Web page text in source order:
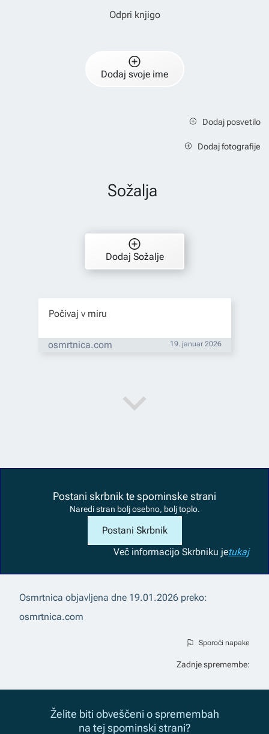
Odpri knjigo
Dodaj svoje ime
Dodaj posvetilo
Dodaj fotografije
Sožalja
Dodaj Sožalje
Počivaj v miru
osmrtnica.com 19. januar 2026
Postani skrbnik te spominske strani
Naredi stran bolj osebno, bolj toplo.
Postani Skrbnik
Več informacijo Skrbniku jetukaj
Osmrtnica objavljena dne 19.01.2026 preko:
osmrtnica.com
Sporoči napake
Zadnje spremembe:
Želite biti obveščeni o spremembah
na tej spominski strani?